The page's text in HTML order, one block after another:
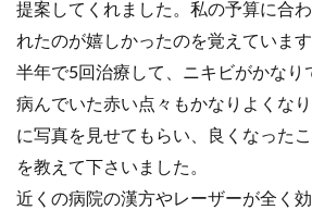
提案してくれました。私の予算に合
れたのが嬉しかったのを覚えています
半年で5回治療して、ニキビがかなり
病んでいた赤い点々もかなりよくな
に写真を見せてもらい、良くなった
を教えて下さいました。
近くの病院の漢方やレーザーが全く